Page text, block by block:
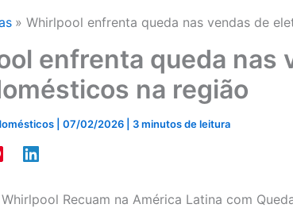
Whirlpool enfrenta queda nas vendas de
enfrenta queda nas
na região
07/02/2026 3 minutos de leitura
Recuam na América Latina com